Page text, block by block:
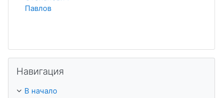
Павлов
Навигация
В начало